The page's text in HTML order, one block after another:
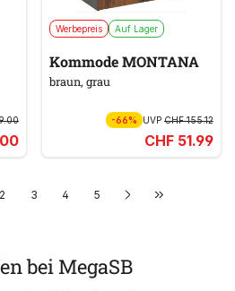
Werbepreis Auf Lager
Kommode MONTANA
braun, grau
-66% UVPCHF 155.12
CHF 51.99
2 3 4 5
bei MegaSB